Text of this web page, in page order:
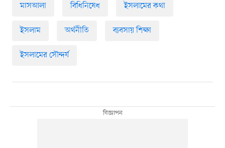
মাসআলা বিধিনিষেধ ইসলামের কথা
ইসলাম অর্থনীতি ব্যবসায় শিক্ষা
ইসলামের সৌন্দর্য